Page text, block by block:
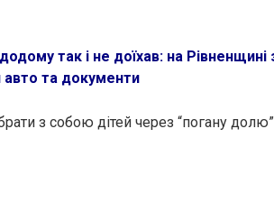
так і не доїхав: на Рівненщині
авто та документи
з собою дітей через “погану